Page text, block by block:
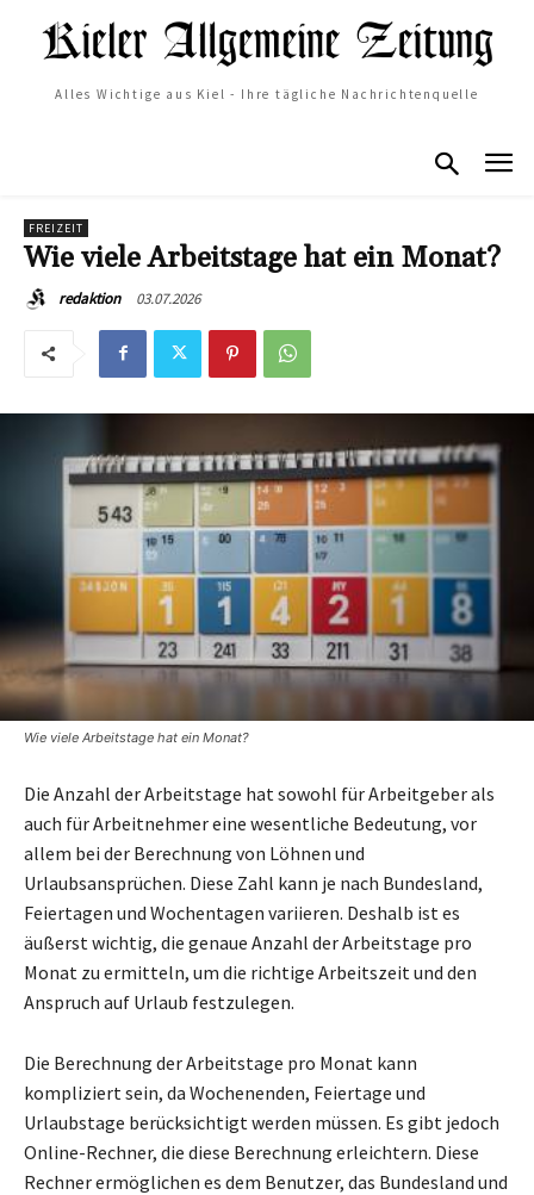
Alles Wichtige aus Kiel - Ihre tägliche Nachrichtenquelle
FREIZEIT
Wie viele Arbeitstage hat ein Monat?
redaktion 03.07.2026
Wie viele Arbeitstage hat ein Monat?
Die Anzahl der Arbeitstage hat sowohl für Arbeitgeber als
auch für Arbeitnehmer eine wesentliche Bedeutung, vor
allem bei der Berechnung von Löhnen und
Urlaubsansprüchen. Diese Zahl kann je nach Bundesland,
Feiertagen und Wochentagen variieren. Deshalb ist es
äußerst wichtig, die genaue Anzahl der Arbeitstage pro
Monat zu ermitteln, um die richtige Arbeitszeit und den
Anspruch auf Urlaub festzulegen.
Die Berechnung der Arbeitstage pro Monat kann
kompliziert sein, da Wochenenden, Feiertage und
Urlaubstage berücksichtigt werden müssen. Es gibt jedoch
Online-Rechner, die diese Berechnung erleichtern. Diese
Rechner ermöglichen es dem Benutzer, das Bundesland und